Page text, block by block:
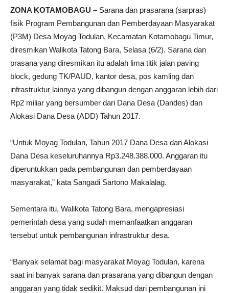
ZONA KOTAMOBAGU – Sarana dan prasarana (sarpras)
fisik Program Pembangunan dan Pemberdayaan Masyarakat
(P3M) Desa Moyag Todulan, Kecamatan Kotamobagu Timur,
diresmikan Walikota Tatong Bara, Selasa (6/2). Sarana dan
prasana yang diresmikan itu adalah lima titik jalan paving
block, gedung TK/PAUD, kantor desa, pos kamling dan
infrastruktur lainnya yang dibangun dengan anggaran lebih dari
Rp2 miliar yang bersumber dari Dana Desa (Dandes) dan
Alokasi Dana Desa (ADD) Tahun 2017.
“Untuk Moyag Todulan, Tahun 2017 Dana Desa dan Alokasi
Dana Desa keseluruhannya Rp3.248.388.000. Anggaran itu
diperuntukkan pada pembangunan dan pemberdayaan
masyarakat,” kata Sangadi Sartono Makalalag.
Sementara itu, Walikota Tatong Bara, mengapresiasi
pemerintah desa yang sudah memanfaatkan anggaran
tersebut untuk pembangunan infrastruktur desa.
“Banyak selamat bagi masyarakat Moyag Todulan, karena
saat ini banyak sarana dan prasarana yang dibangun dengan
anggaran yang tidak sedikit. Maksud dari pembangunan ini